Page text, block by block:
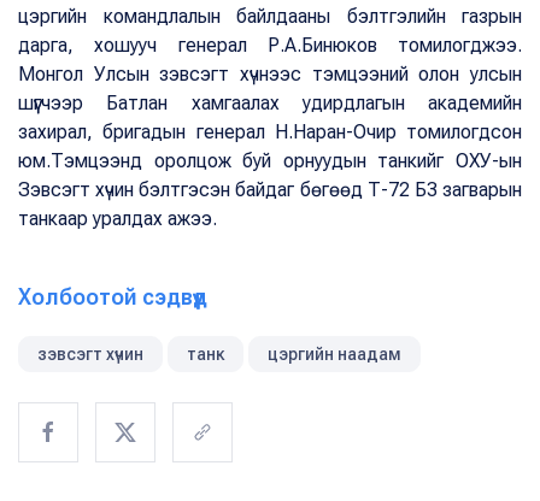
цэргийн командлалын байлдааны бэлтгэлийн газрын
дарга, хошууч генерал Р.А.Бинюков томилогджээ.
Монгол Улсын зэвсэгт хүчнээс тэмцээний олон улсын
шүүгчээр Батлан хамгаалах удирдлагын академийн
захирал, бригадын генерал Н.Наран-Очир томилогдсон
юм.Тэмцээнд оролцож буй орнуудын танкийг ОХУ-ын
Зэвсэгт хүчин бэлтгэсэн байдаг бөгөөд Т-72 Б3 загварын
танкаар уралдах ажээ.
Холбоотой сэдвүүд
зэвсэгт хүчин танк цэргийн наадам